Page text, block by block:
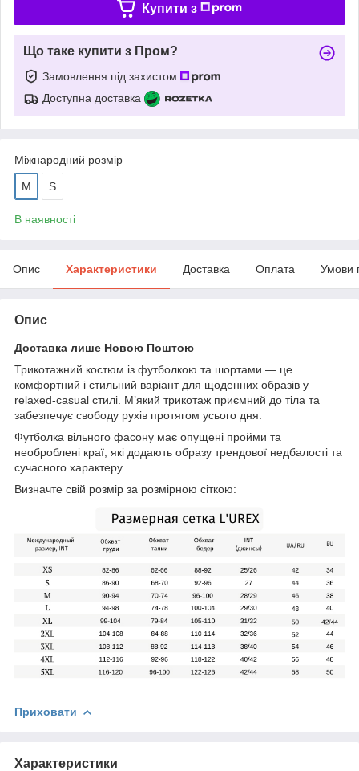
Купити з
Що таке купити з Пром?
Замовлення під захистом
Доступна доставка
Міжнародний розмір
M S
В наявності
Опис Характеристики Доставка Оплата Умови
Опис
Доставка лише Новою Поштою
Трикотажний костюм із футболкою та шортами — це
комфортний і стильний варіант для щоденних образів у
relaxed-casual стилі. М’який трикотаж приємний до тіла та
забезпечує свободу рухів протягом усього дня.
Футболка вільного фасону має опущені пройми та
необроблені краї, які додають образу трендової недбалості та
сучасного характеру.
Визначте свій розмір за розмірною сіткою:
Приховати
Характеристики